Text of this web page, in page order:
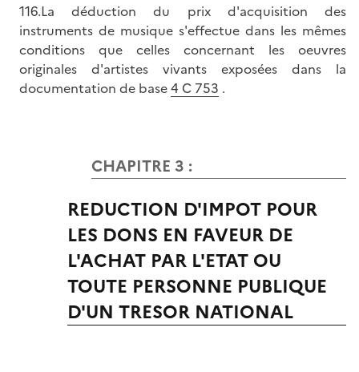
116.La déduction du prix d'acquisition des
instruments de musique s'effectue dans les mêmes
conditions que celles concernant les oeuvres
originales d'artistes vivants exposées dans la
documentation de base4 C 753 .
CHAPITRE 3 :
REDUCTION D'IMPOT POUR
LES DONS EN FAVEUR DE
L'ACHAT PAR L'ETAT OU
TOUTE PERSONNE PUBLIQUE
D'UN TRESOR NATIONAL